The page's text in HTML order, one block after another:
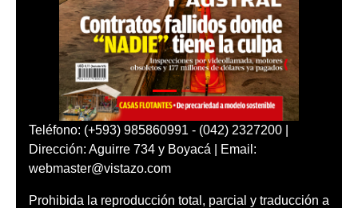
Teléfono: (+593) 985860991 - (042) 2327200 |
Dirección: Aguirre 734 y Boyacá | Email:
webmaster@vistazo.com
Prohibida la reproducción total, parcial y traducción a